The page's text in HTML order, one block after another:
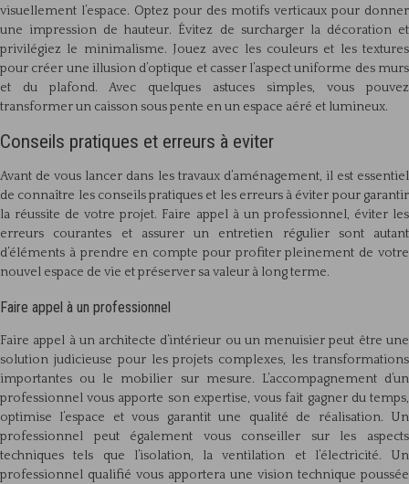
visuellement l’espace. Optez pour des motifs verticaux pour donner
une impression de hauteur. Évitez de surcharger la décoration et
privilégiez le minimalisme. Jouez avec les couleurs et les textures
pour créer une illusion d’optique et casser l’aspect uniforme des murs
et du plafond. Avec quelques astuces simples, vous pouvez
transformer un caisson sous pente en un espace aéré et lumineux.
Conseils pratiques et erreurs à eviter
Avant de vous lancer dans les travaux d’aménagement, il est essentiel
de connaître les conseils pratiques et les erreurs à éviter pour garantir
la réussite de votre projet. Faire appel à un professionnel, éviter les
erreurs courantes et assurer un entretien régulier sont autant
d’éléments à prendre en compte pour profiter pleinement de votre
nouvel espace de vie et préserver sa valeur à long terme.
Faire appel à un professionnel
Faire appel à un architecte d’intérieur ou un menuisier peut être une
solution judicieuse pour les projets complexes, les transformations
importantes ou le mobilier sur mesure. L’accompagnement d’un
professionnel vous apporte son expertise, vous fait gagner du temps,
optimise l’espace et vous garantit une qualité de réalisation. Un
professionnel peut également vous conseiller sur les aspects
techniques tels que l’isolation, la ventilation et l’électricité. Un
professionnel qualifié vous apportera une vision technique poussée